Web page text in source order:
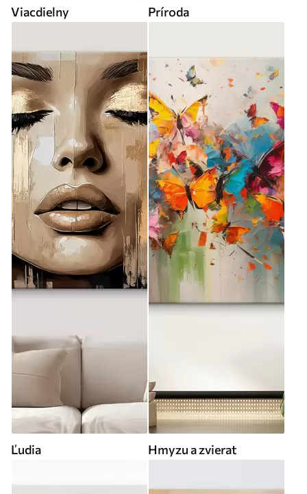
Viacdielny Príroda
Ľudia Hmyzu a zvierat